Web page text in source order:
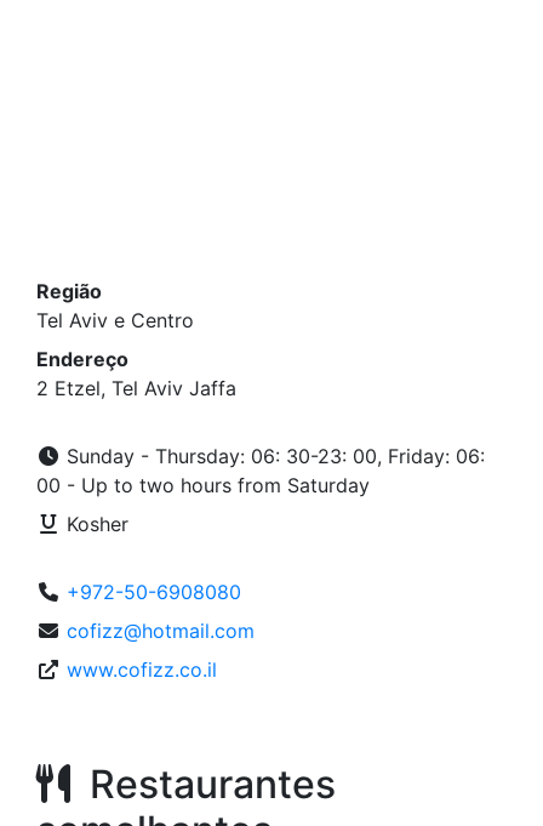
Região
Tel Aviv e Centro
Endereço
2 Etzel, Tel Aviv Jaffa
Sunday - Thursday: 06: 30-23: 00, Friday: 06:
00 - Up to two hours from Saturday
Kosher
+972-50-6908080
cofizz@hotmail.com
www.cofizz.co.il
Restaurantes